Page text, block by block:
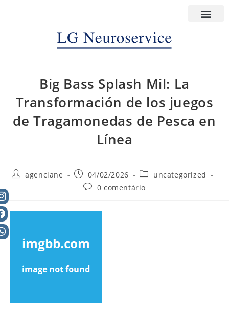
Big Bass Splash Mil: La
Transformación de los juegos
de Tragamonedas de Pesca en
Línea
agenciane 04/02/2026
uncategorized
0 comentário